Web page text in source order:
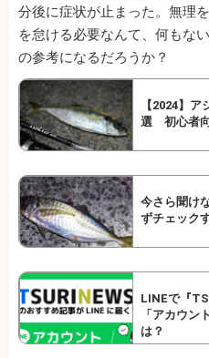
分後に症状が止まった。無理
を怠ける必要なんて、何もな
の参考になるだろうか？
【2024】
選 初心者
今さら聞け
ずチェック
LINEで『
「アカウン
は？